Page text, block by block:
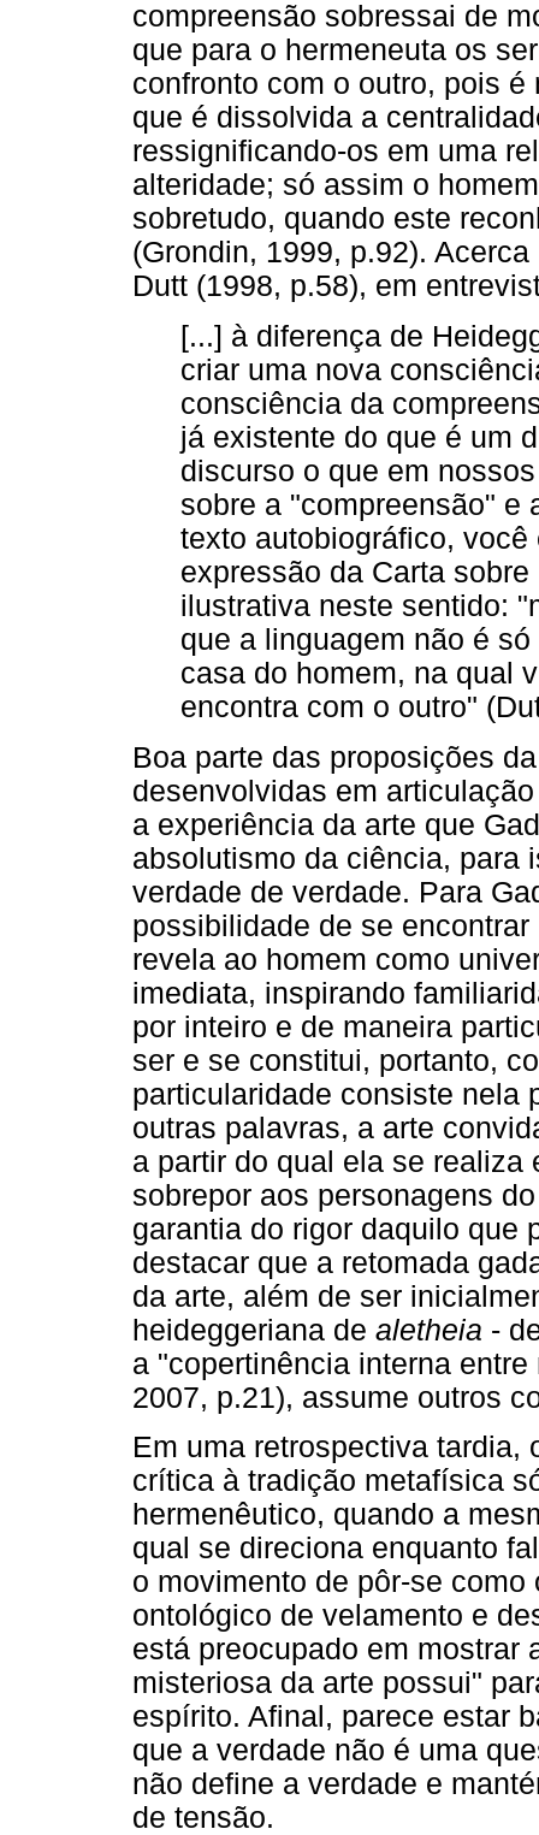
compreensão sobressai de
que para o hermeneuta os
confronto com o outro, pois
que é dissolvida a
ressignificando-os em uma
alteridade; só assim o
sobretudo, quando este
(Grondin, 1999, p.92).
Dutt (1998, p.58), em
[...] à diferença de
criar uma nova
consciência da
já existente do que é um
discurso o que em
sobre a "compreensão" e
texto autobiográfico,
expressão da Carta
ilustrativa neste sentido:
que a linguagem não é
casa do homem, na qual
encontra com o outro"
Boa parte das proposições
desenvolvidas em
a experiência da arte que
absolutismo da ciência, para
verdade de verdade. Para
possibilidade de se
revela ao homem como
imediata, inspirando
por inteiro e de maneira
ser e se constitui, portanto,
particularidade consiste nela
outras palavras, a arte
a partir do qual ela se
sobrepor aos personagens
garantia do rigor daquilo que
destacar que a retomada
da arte, além de ser
heideggeriana de aletheia -
a "copertinência interna
2007, p.21), assume outros
Em uma retrospectiva tardia,
crítica à tradição metafísica
hermenêutico, quando a
qual se direciona enquanto
o movimento de pôr-se
ontológico de velamento e
está preocupado em mostrar
misteriosa da arte possui"
espírito. Afinal, parece estar
que a verdade não é uma
não define a verdade e
de tensão.